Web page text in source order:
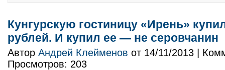
Кунгурскую гостиницу «Ирень»
рублей. И купил ее — не серовчанин
Автор Андрей Клейменов от 14/11/2013 |
Просмотров: 203